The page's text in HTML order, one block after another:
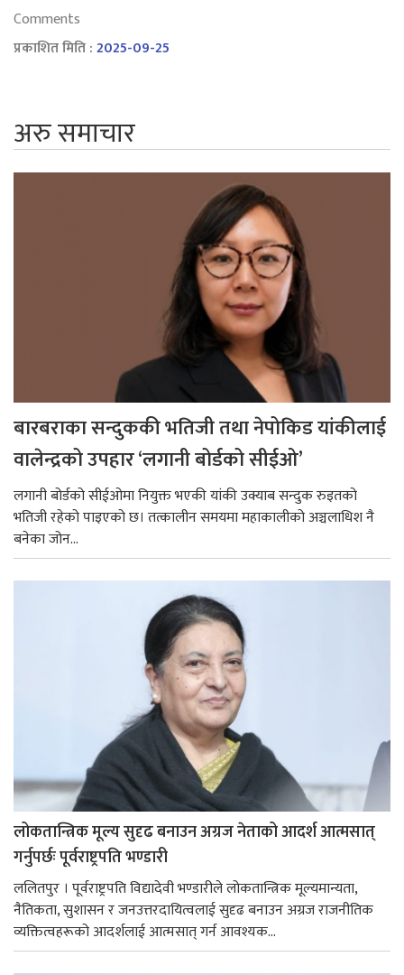
Comments
प्रकाशित मिति :2025-09-25
अरु समाचार
बारबराका सन्दुककी भतिजी तथा नेपोकिड यांकीलाई
वालेन्द्रको उपहार ‘लगानी बोर्डको सीईओ’
लगानी बोर्डको सीईओमा नियुक्त भएकी यांकी उक्याब सन्दुक रुइतको
भतिजी रहेको पाइएको छ। तत्कालीन समयमा महाकालीको अञ्चलाधिश नै
बनेका जोन...
लोकतान्त्रिक मूल्य सुदृढ बनाउन अग्रज नेताको आदर्श आत्मसात्
गर्नुपर्छः पूर्वराष्ट्रपति भण्डारी
ललितपुर । पूर्वराष्ट्रपति विद्यादेवी भण्डारीले लोकतान्त्रिक मूल्यमान्यता,
नैतिकता, सुशासन र जनउत्तरदायित्वलाई सुदृढ बनाउन अग्रज राजनीतिक
व्यक्तित्वहरूको आदर्शलाई आत्मसात् गर्न आवश्यक...